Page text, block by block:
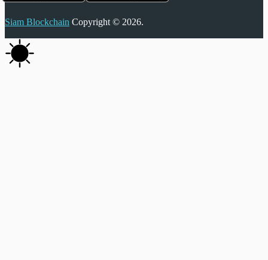
Siam Blockchain Copyright © 2026.